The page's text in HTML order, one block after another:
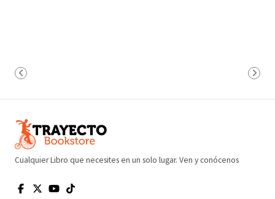
Cualquier Libro que necesites en un solo lugar. Ven y conócenos